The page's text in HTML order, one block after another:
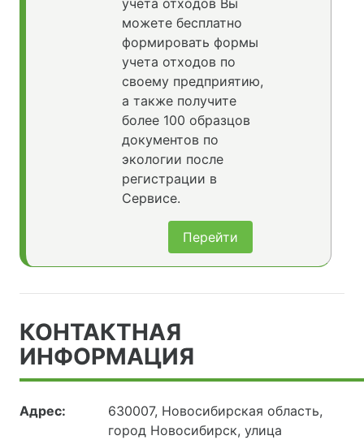
можете бесплатно
формировать формы
учета отходов по
своему предприятию,
а также получите
более 100 образцов
документов по
экологии после
регистрации в
Сервисе.
Перейти
КОНТАКТНАЯ
ИНФОРМАЦИЯ
Адрес:
630007, Новосибирская область,
город Новосибирск, улица